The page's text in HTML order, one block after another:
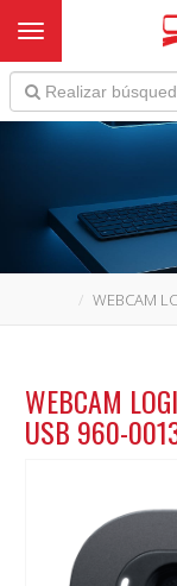
Toggle navigation
WEBCAM
WEBCAM
USB 960-